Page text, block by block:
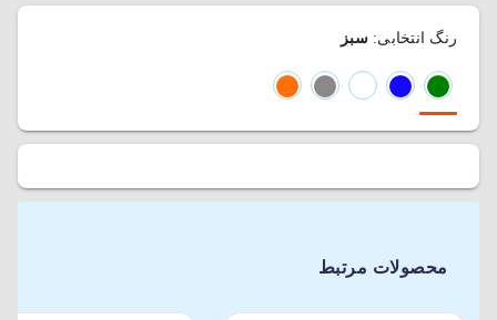
رنگ انتخابی:سبز
محصولات مرتبط